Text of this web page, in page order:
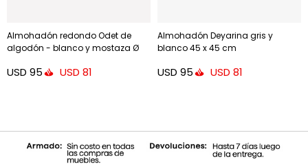
Almohadón redondo Odet de
algodón - blanco y mostaza Ø
USD 95 USD 81
Almohadón Deyarina gris y
blanco 45 x 45 cm
USD 95 USD 81